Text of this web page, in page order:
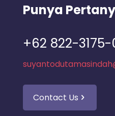
Punya
+62 822-
Contact Us